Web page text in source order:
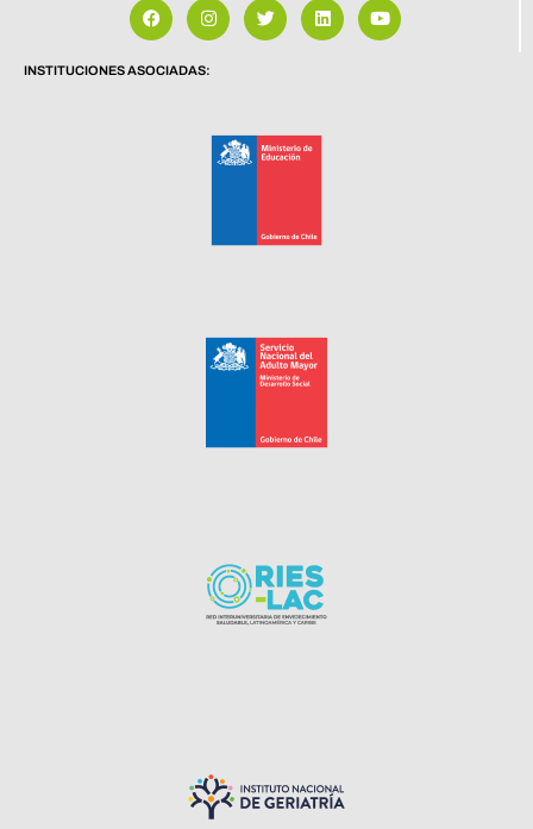
INSTITUCIONES ASOCIADAS: